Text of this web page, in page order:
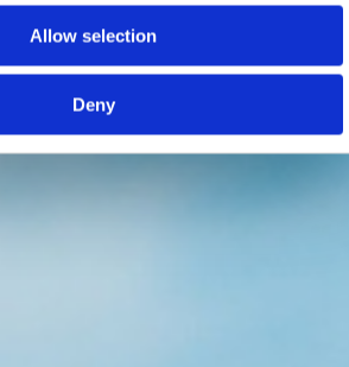
Allow selection
Deny